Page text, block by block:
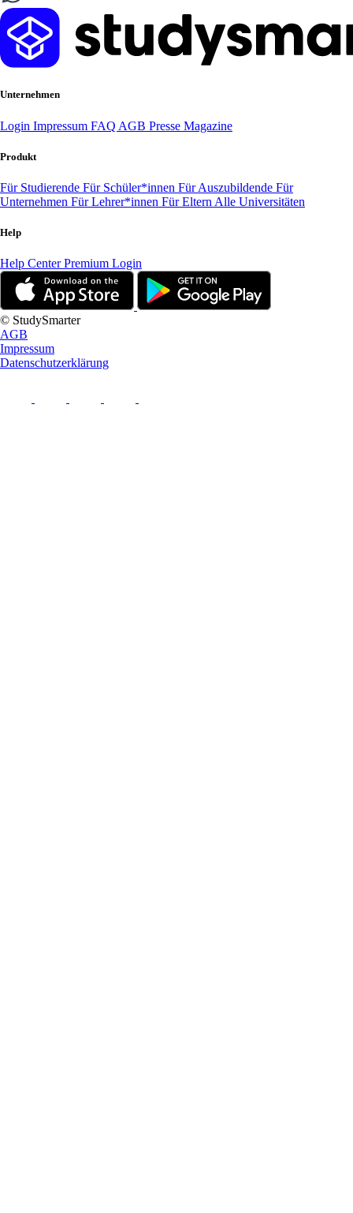
Unternehmen
Login Impressum FAQ AGB Presse Magazine
Produkt
Für Studierende Für Schüler*innen Für Auszubildende Für
Unternehmen Für Lehrer*innen Für Eltern Alle Universitäten
Help
Help CenterPremium Login
© StudySmarter
AGB
Impressum
Datenschutzerklärung